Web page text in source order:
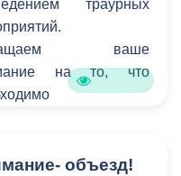
города о
неудобствах
на тех
улицах.
траурных
ваше
на то, что
перекрытии
объезд!